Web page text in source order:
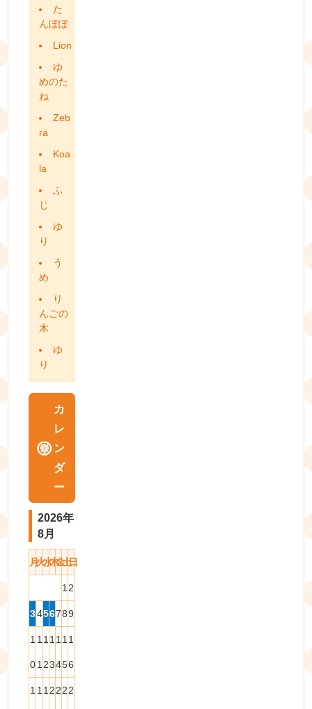
た
んぽぽ
Lion
ゆ
めのた
ね
Zeb
ra
Koa
la
ふ
じ
ゆ
り
う
め
り
んごの
木
ゆ
り
カ
レ
ン
ダ
ー
2026年
8月
月火水木金土日
1 2
3456789
1
0
1
1
1
2
1
3
1
4
1
5
1
6
1 1 1 2222